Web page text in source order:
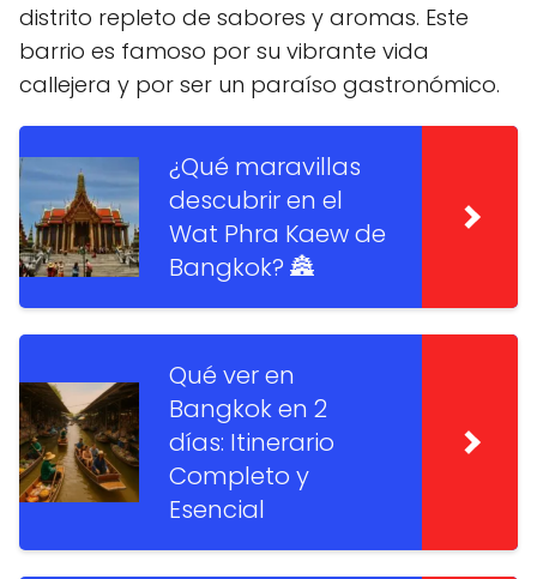
distrito repleto de sabores y aromas. Este
barrio es famoso por su vibrante vida
callejera y por ser un paraíso gastronómico.
¿Qué maravillas
descubrir en el
Wat Phra Kaew de
Bangkok? 🏯
Qué ver en
Bangkok en 2
días: Itinerario
Completo y
Esencial